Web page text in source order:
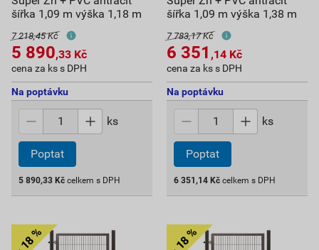
šířka 1,09 m výška 1,18 m
7 218,45 Kč
5 890,33 Kč
cena za ks s DPH
Na poptávku
ks
Poptat
5 890,33 Kč celkem s DPH
šířka 1,09 m výška 1,38 m
7 783,17 Kč
6 351 ,14 Kč
cena za ks s DPH
Na poptávku
ks
Poptat
6 351,14 Kč celkem s DPH